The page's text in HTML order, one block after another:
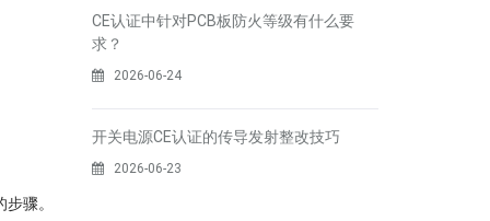
骤。
CE认证中针对PCB板防火等级有什么要
求？
2026-06-24
开关电源CE认证的传导发射整改技巧
2026-06-23